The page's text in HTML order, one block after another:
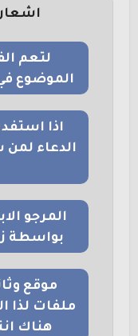
اشعار
لتعم
الموضوع
اذا
الدعاء
المرجو
بواسطة
موقع
ملفات لذا
هناك